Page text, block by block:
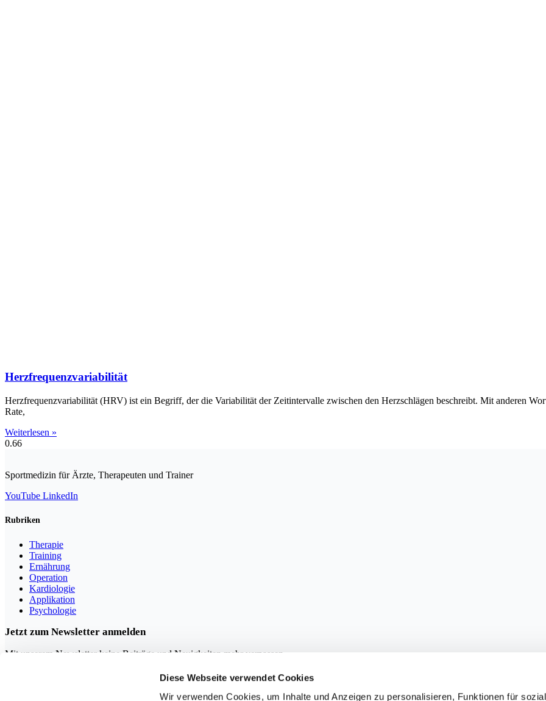
Diese Webseite verwendet Cookies
Wir verwenden Cookies, um Inhalte und Anzeigen zu personalisieren, Funktionen für
Herzfrequenzvariabilität
Herzfrequenzvariabilität (HRV) ist ein Begriff, der die Variabilität der Zeitintervalle zwischen den Herzschlägen beschreibt. Mit anderen
Rate,
Weiterlesen »
Sportmedizin für Ärzte, Therapeuten und Trainer
YouTube LinkedIn
Rubriken
Therapie
Training
Ernährung
Operation
Kardiologie
Applikation
Psychologie
Jetzt zum Newsletter anmelden
Mit unserem Newsletter keine Beiträge und Neuigkeiten mehr verpassen.